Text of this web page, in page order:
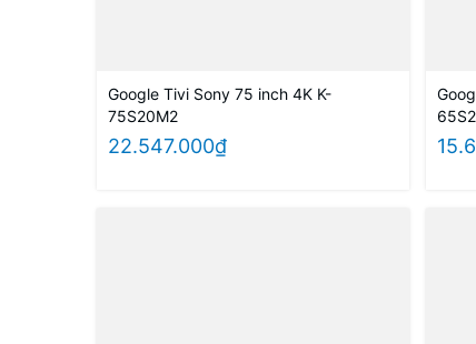
Google Tivi Sony 75 inch 4K K-
75S20M2
22.547.000₫